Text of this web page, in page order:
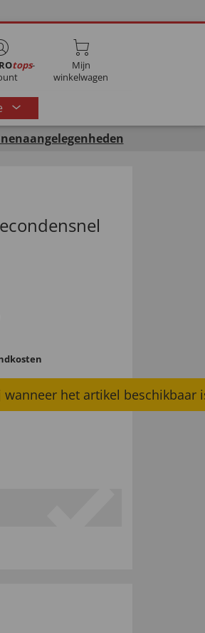
tops-
Mijn
winkelwagen
het artikel beschikbaar